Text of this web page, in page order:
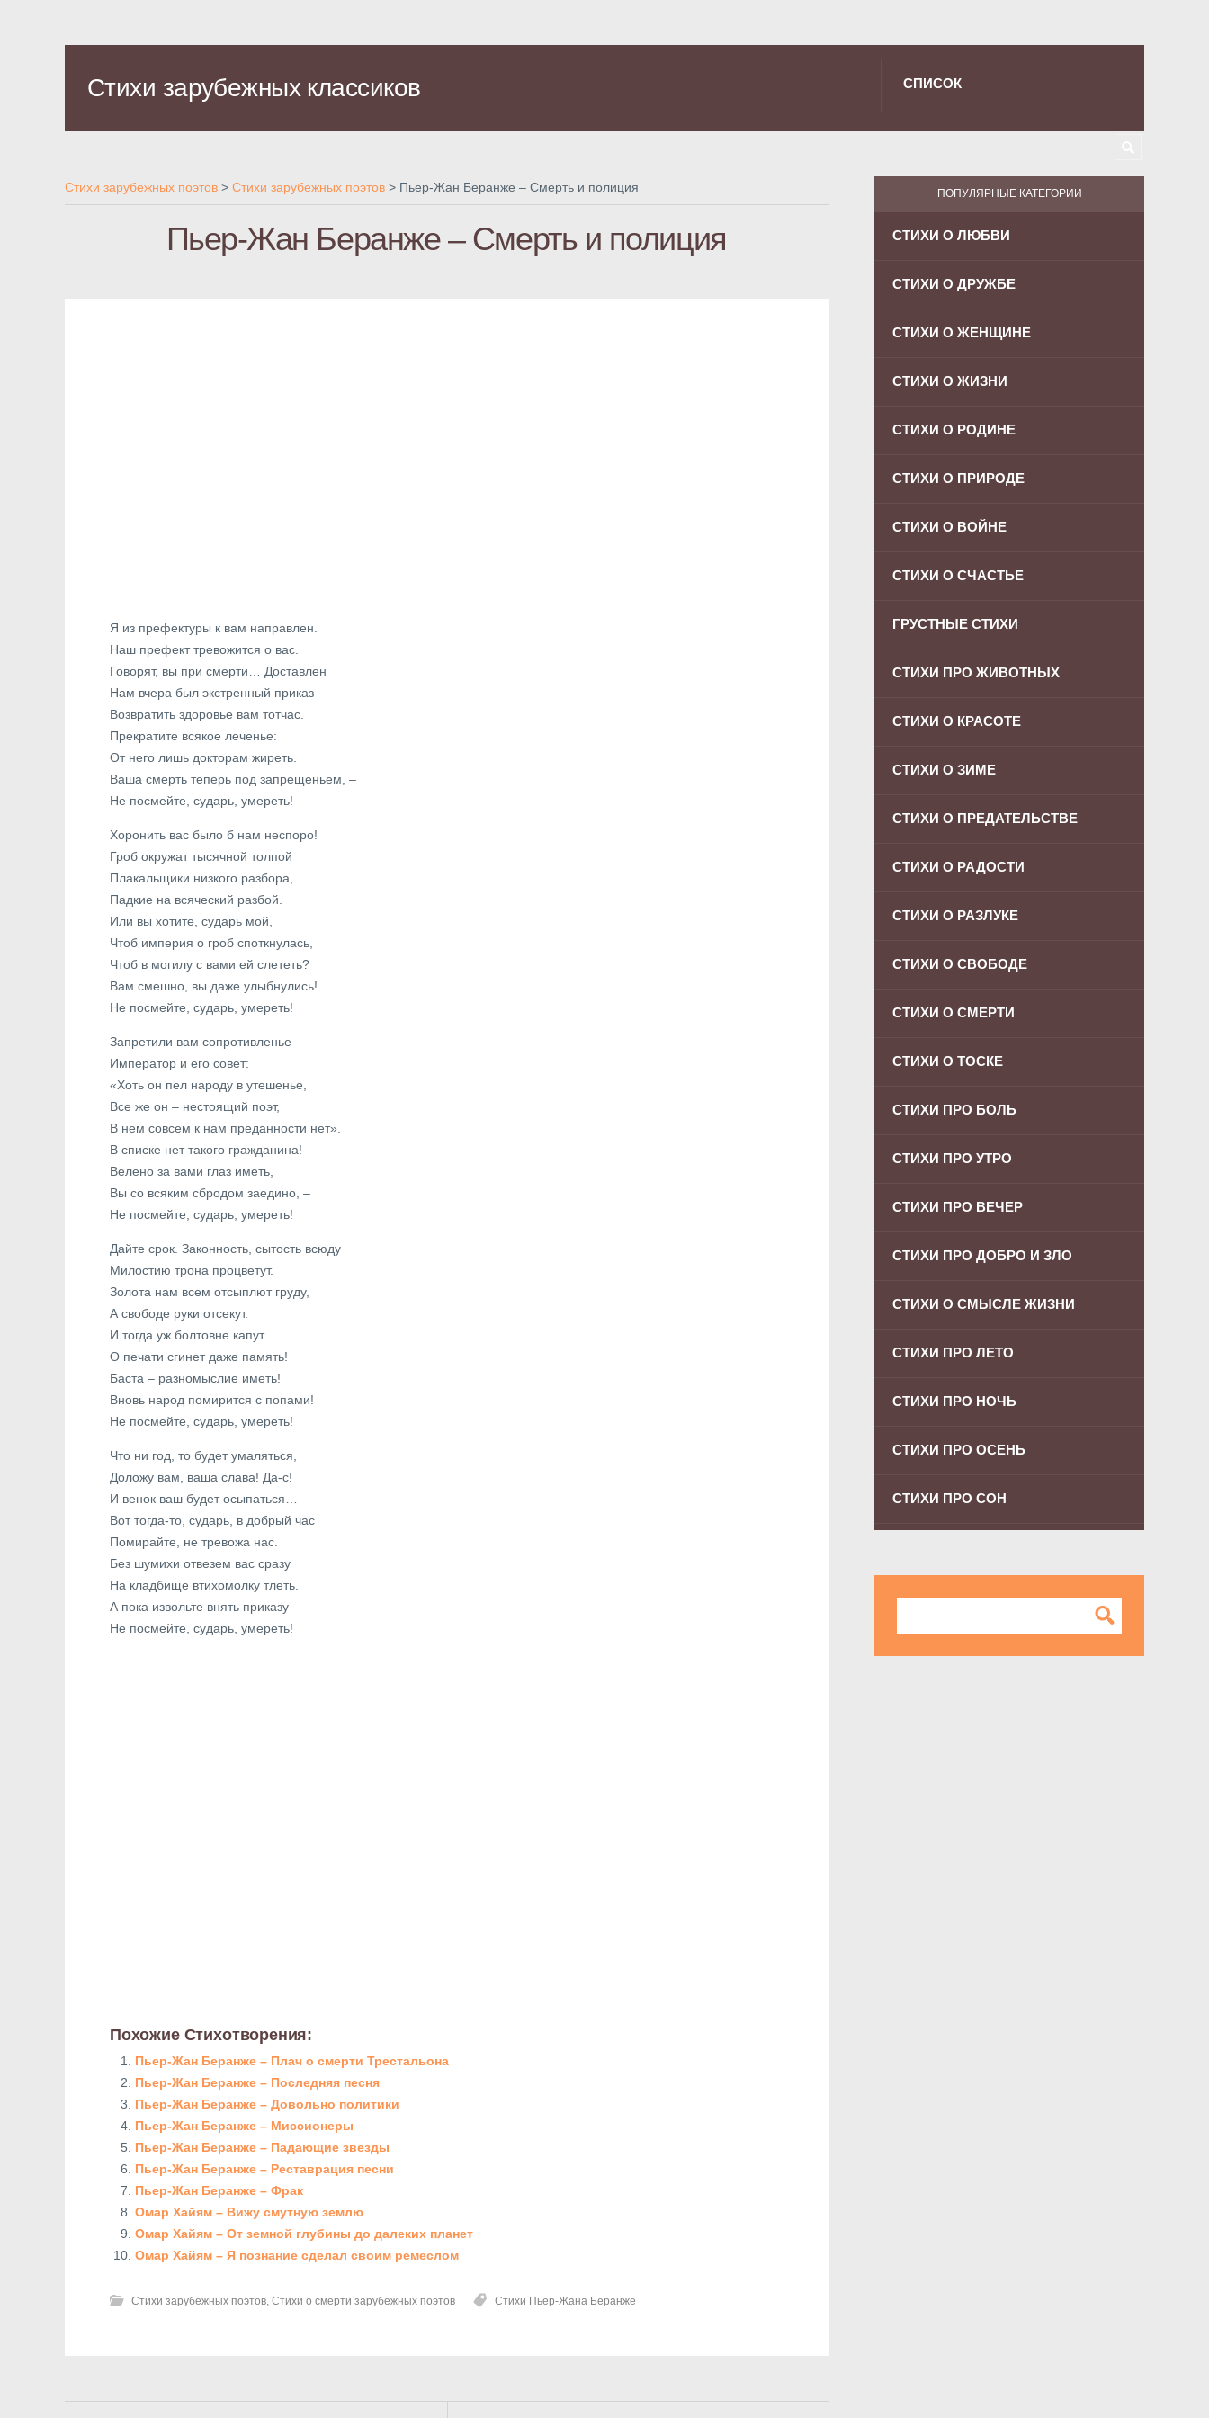
Стихи зарубежных классиков СПИСОК
Стихи зарубежных поэтов > Стихи зарубежных поэтов > Пьер-Жан Беранже – Смерть и полиция
Пьер-Жан Беранже – Смерть и полиция
Я из префектуры к вам направлен.
Наш префект тревожится о вас.
Говорят, вы при смерти… Доставлен
Нам вчера был экстренный приказ –
Возвратить здоровье вам тотчас.
Прекратите всякое леченье:
От него лишь докторам жиреть.
Ваша смерть теперь под запрещеньем, –
Не посмейте, сударь, умереть!
Хоронить вас было б нам неспоро!
Гроб окружат тысячной толпой
Плакальщики низкого разбора,
Падкие на всяческий разбой.
Или вы хотите, сударь мой,
Чтоб империя о гроб споткнулась,
Чтоб в могилу с вами ей слететь?
Вам смешно, вы даже улыбнулись!
Не посмейте, сударь, умереть!
Запретили вам сопротивленье
Император и его совет:
«Хоть он пел народу в утешенье,
Все же он – нестоящий поэт,
В нем совсем к нам преданности нет».
В списке нет такого гражданина!
Велено за вами глаз иметь,
Вы со всяким сбродом заедино, –
Не посмейте, сударь, умереть!
Дайте срок. Законность, сытость всюду
Милостию трона процветут.
Золота нам всем отсыплют груду,
А свободе руки отсекут.
И тогда уж болтовне капут.
О печати сгинет даже память!
Баста – разномыслие иметь!
Вновь народ помирится с попами!
Не посмейте, сударь, умереть!
Что ни год, то будет умаляться,
Доложу вам, ваша слава! Да-с!
И венок ваш будет осыпаться…
Вот тогда-то, сударь, в добрый час
Помирайте, не тревожа нас.
Без шумихи отвезем вас сразу
На кладбище втихомолку тлеть.
А пока извольте внять приказу –
Не посмейте, сударь, умереть!
Похожие Стихотворения:
Пьер-Жан Беранже – Плач о смерти Трестальона
Пьер-Жан Беранже – Последняя песня
Пьер-Жан Беранже – Довольно политики
Пьер-Жан Беранже – Миссионеры
Пьер-Жан Беранже – Падающие звезды
Пьер-Жан Беранже – Реставрация песни
Пьер-Жан Беранже – Фрак
Омар Хайям – Вижу смутную землю
Омар Хайям – От земной глубины до далеких планет
Омар Хайям – Я познание сделал своим ремеслом
Стихи зарубежных поэтов, Стихи о смерти зарубежных поэтов Стихи Пьер-Жана Беранже
ПОПУЛЯРНЫЕ КАТЕГОРИИ
СТИХИ О ЛЮБВИ
СТИХИ О ДРУЖБЕ
СТИХИ О ЖЕНЩИНЕ
СТИХИ О ЖИЗНИ
СТИХИ О РОДИНЕ
СТИХИ О ПРИРОДЕ
СТИХИ О ВОЙНЕ
СТИХИ О СЧАСТЬЕ
ГРУСТНЫЕ СТИХИ
СТИХИ ПРО ЖИВОТНЫХ
СТИХИ О КРАСОТЕ
СТИХИ О ЗИМЕ
СТИХИ О ПРЕДАТЕЛЬСТВЕ
СТИХИ О РАДОСТИ
СТИХИ О РАЗЛУКЕ
СТИХИ О СВОБОДЕ
СТИХИ О СМЕРТИ
СТИХИ О ТОСКЕ
СТИХИ ПРО БОЛЬ
СТИХИ ПРО УТРО
СТИХИ ПРО ВЕЧЕР
СТИХИ ПРО ДОБРО И ЗЛО
СТИХИ О СМЫСЛЕ ЖИЗНИ
СТИХИ ПРО ЛЕТО
СТИХИ ПРО НОЧЬ
СТИХИ ПРО ОСЕНЬ
СТИХИ ПРО СОН